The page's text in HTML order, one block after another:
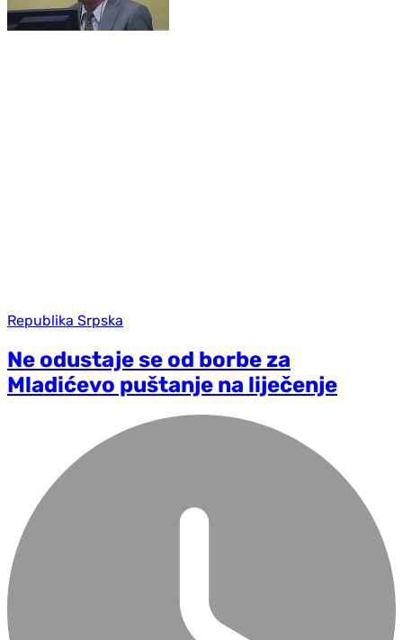
Republika Srpska
Ne odustaje se od borbe za
Mladićevo puštanje na liječenje